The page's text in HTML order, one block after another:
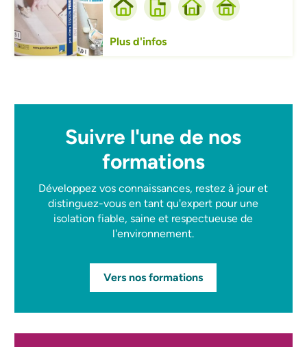
Plus d'infos
Suivre l'une de nos
formations
Développez vos connaissances, restez à jour et
distinguez-vous en tant qu'expert pour une
isolation fiable, saine et respectueuse de
l'environnement.
Vers nos formations